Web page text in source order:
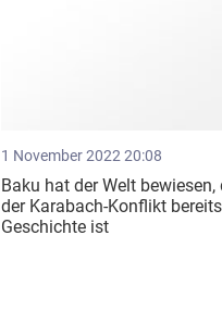
1 November 2022 20:08
Baku hat der Welt bewiesen,
der Karabach-Konflikt bereits
Geschichte ist